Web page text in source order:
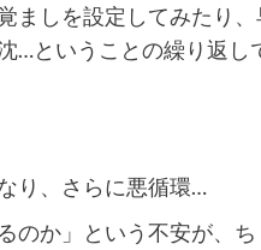
ましを設定してみたり
…ということの繰り返し
り、さらに悪循環…
のか」という不安が、